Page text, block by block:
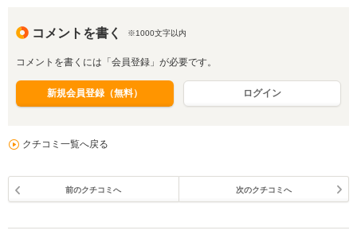
コメントを書く ※1000文字以内
コメントを書くには「会員登録」が必要です。
新規会員登録（無料） ログイン
クチコミ一覧へ戻る
前のクチコミへ 次のクチコミへ